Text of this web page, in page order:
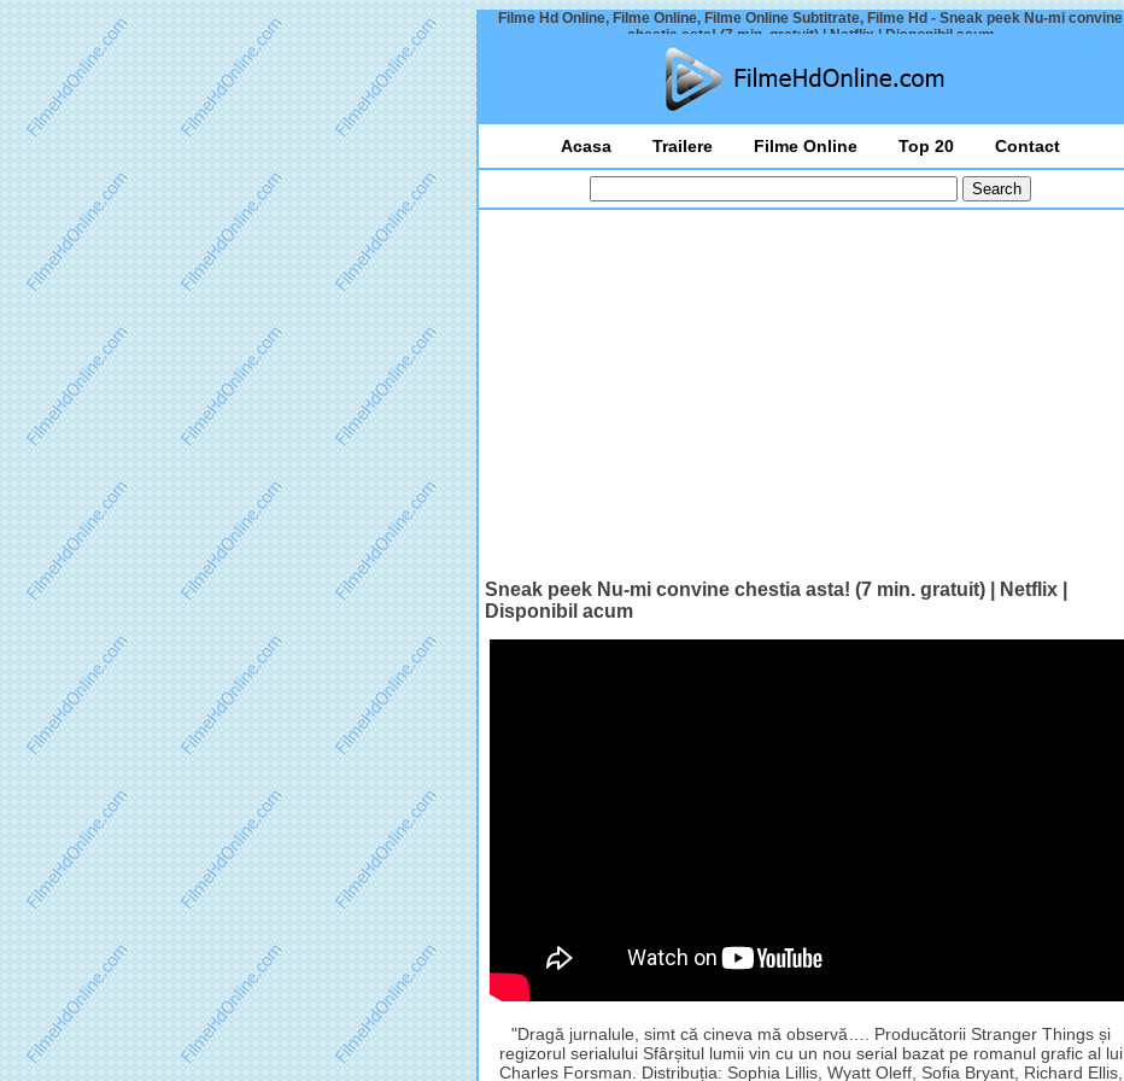
Filme Hd Online, Filme Online, Filme Online Subtitrate, Filme Hd - Sneak peek Nu-mi convine
chestia asta! (7 min. gratuit) | Netflix | Disponibil acum
Acasa Trailere Filme Online Top 20 Contact
Sneak peek Nu-mi convine chestia asta! (7 min. gratuit) | Netflix |
Disponibil acum
"Dragă jurnalule, simt că cineva mă observă…. Producătorii Stranger Things și
regizorul serialului Sfârșitul lumii vin cu un nou serial bazat pe romanul grafic al lui
Charles Forsman. Distribuția: Sophia Lillis, Wyatt Oleff, Sofia Bryant, Richard Ellis,